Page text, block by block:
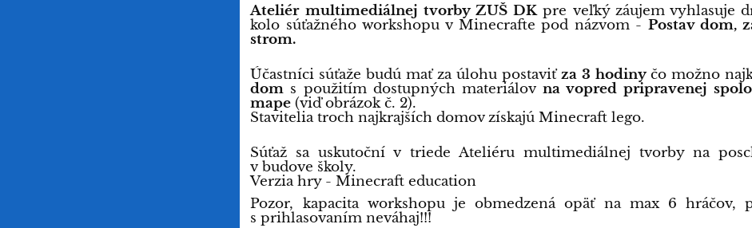
Ateliér multimediálnej tvorby ZUŠ DKpre veľký záujem vyhlasuje
kolo súťažného workshopu v Minecrafte pod názvom - Postav dom,
strom.
Účastníci súťaže budú mať za úlohu postaviťza 3 hodinyčo možno
dom s použitím dostupných materiálov na vopred pripravenej
mape(viď obrázok č. 2).
Stavitelia troch najkrajších domov získajú Minecraft lego.
Súťaž sa uskutoční v triede Ateliéru multimediálnej tvorby na
v budove školy.
Verzia hry - Minecraft education
Pozor, kapacita workshopu je obmedzená opäť na max 6 hráčov,
s prihlasovaním neváhaj!!!